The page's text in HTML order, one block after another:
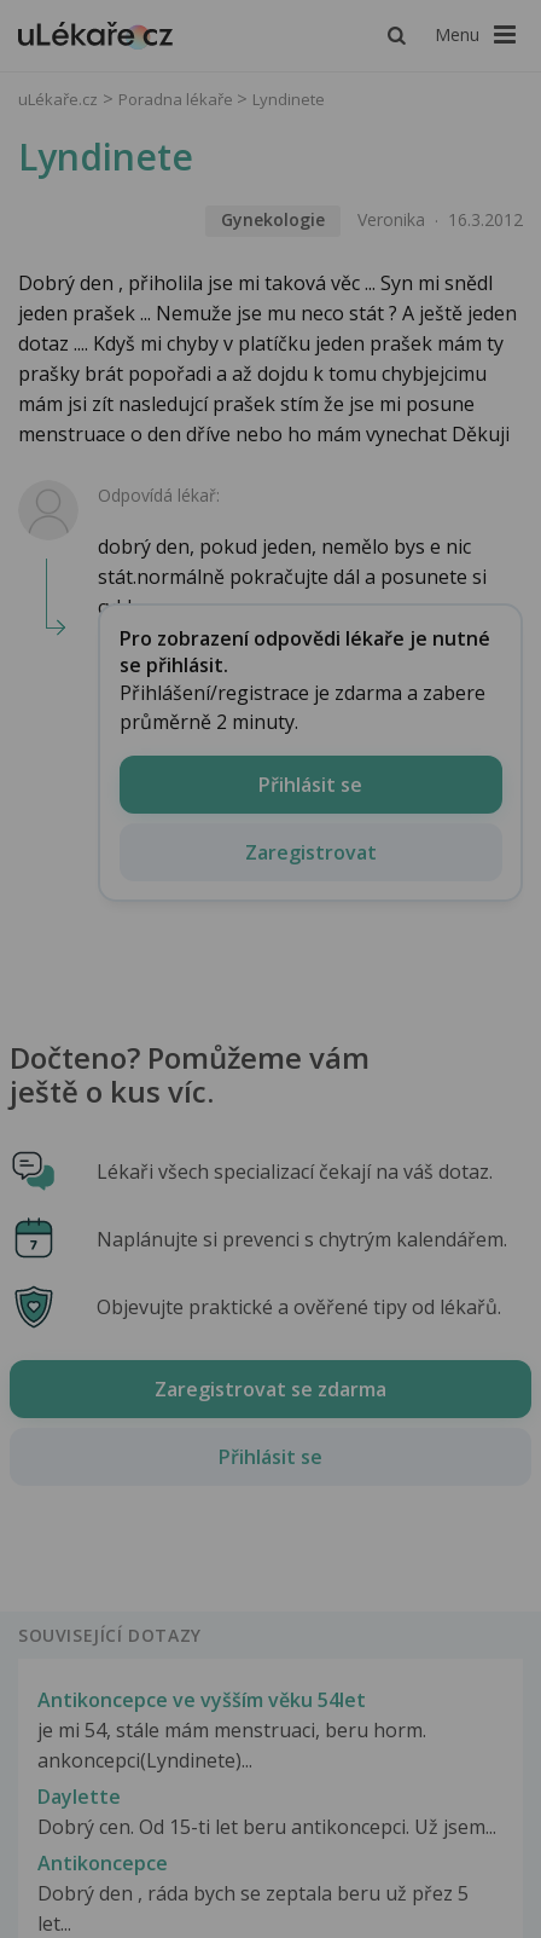
Menu
uLékaře.cz Poradna lékaře Lyndinete
Lyndinete
Gynekologie Veronika 16.3.2012
Dobrý den , přiholila jse mi taková věc ... Syn mi snědl
jeden prašek ... Nemuže jse mu neco stát ? A ještě jeden
dotaz .... Kdyš mi chyby v platíčku jeden prašek mám ty
prašky brát popořadi a až dojdu k tomu chybjejcimu
mám jsi zít nasledujcí prašek stím že jse mi posune
menstruace o den dříve nebo ho mám vynechat Děkuji
Odpovídá lékař:
dobrý den, pokud jeden, nemělo bys e nic
stát.normálně pokračujte dál a posunete si
cyklus o ...
Pro zobrazení odpovědi lékaře je nutné
se přihlásit.
Přihlášení/registrace je zdarma a zabere
průměrně 2 minuty.
Přihlásit se
Zaregistrovat
Dočteno? Pomůžeme vám
ještě o kus víc.
Lékaři všech specializací čekají na váš dotaz.
Naplánujte si prevenci s chytrým kalendářem.
Objevujte praktické a ověřené tipy od lékařů.
Zaregistrovat se zdarma
Přihlásit se
SOUVISEJÍCÍ DOTAZY
Antikoncepce ve vyšším věku 54let
je mi 54, stále mám menstruaci, beru horm.
ankoncepci(Lyndinete)...
Daylette
Dobrý cen. Od 15-ti let beru antikoncepci. Už jsem...
Antikoncepce
Dobrý den , ráda bych se zeptala beru už přez 5
let...